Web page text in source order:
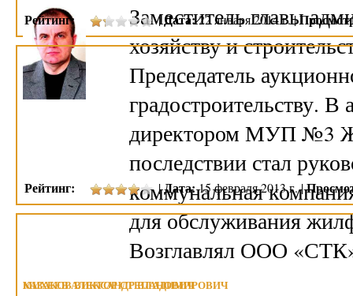
Заместитель главы
хозяйству и
Председатель
градостроительству. В
директором МУП №3
последствии стал
коммунальная
для обслуживания
Возглавлял ООО
Рейтинг: |Дата:22 января 2014 г. |
КАЗАКОВ ВИКТОР СТЕПАНОВИЧ
Рейтинг: |Дата:15 февраля 2013 г. |
МИХЕЕВ АЛЕКСАНДР ВЛАДИМИРОВИЧ